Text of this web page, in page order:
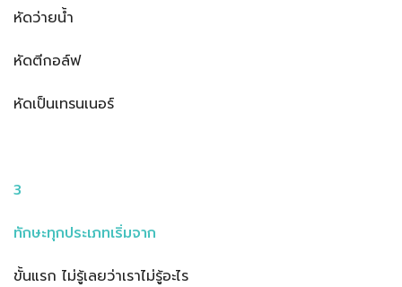
หัดว่ายน้ำ
หัดตีกอล์ฟ
หัดเป็นเทรนเนอร์
3
ทักษะทุกประเภทเริ่มจาก
ขั้นแรก ไม่รู้เลยว่าเราไม่รู้อะไร